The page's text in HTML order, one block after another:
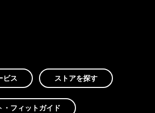
ビス ストアを探す
・フィットガイド